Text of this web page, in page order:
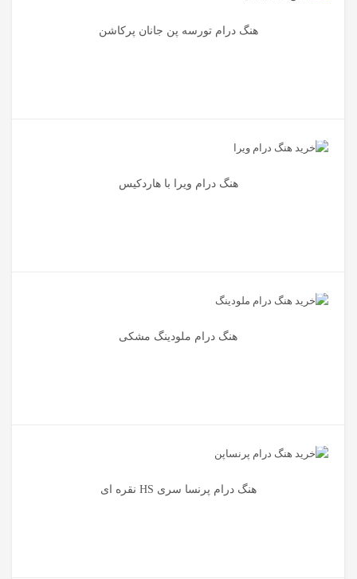
هنگ درام تورسه پن جانان پرکاشن
هنگ درام ویرا با هاردکیس
هنگ درام ملودینگ مشکی
هنگ درام پرنسا سری HS نقره ای